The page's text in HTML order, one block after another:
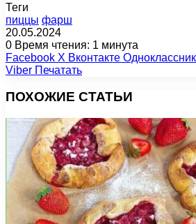
Теги
пиццы фарш
20.05.2024
0 Время чтения: 1 минута
Facebook X Вконтакте
Viber Печатать
ПОХОЖИЕ СТАТЬИ